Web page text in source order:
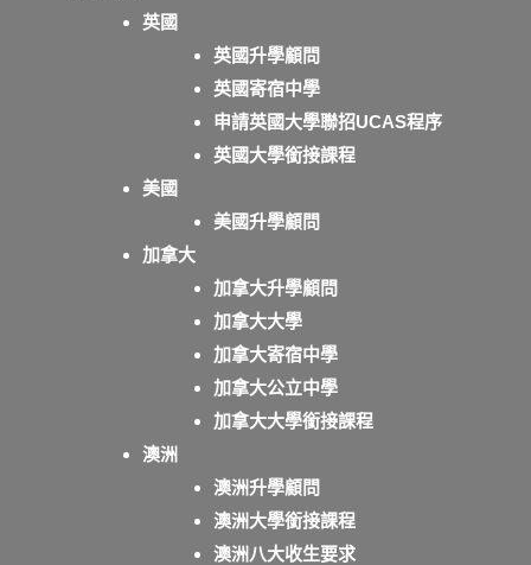
英國
英國升學顧問
英國寄宿中學
申請英國大學聯招UCAS程序
英國大學銜接課程
美國
美國升學顧問
加拿大
加拿大升學顧問
加拿大大學
加拿大寄宿中學
加拿大公立中學
加拿大大學銜接課程
澳洲
澳洲升學顧問
澳洲大學銜接課程
澳洲八大收生要求